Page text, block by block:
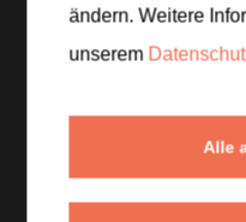
Für das Chimichurri
Knoblauchzehe
verrühren und kurz
ihr Aroma abgeben.
ändern. Weitere
unserem
Alle